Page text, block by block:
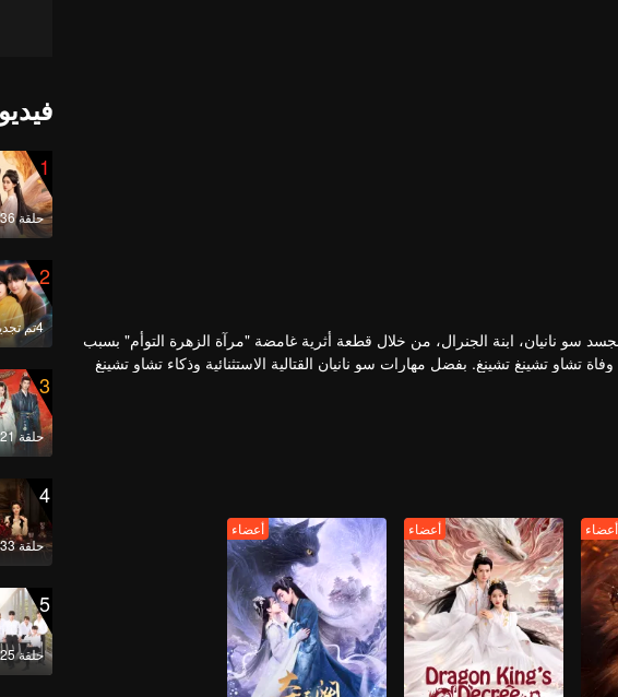
سو نانيان، ابنة الجنرال، من خلال قطعة أثرية غامضة "مرآة الزهرة التوأم" بسبب
تشينغ تشينغ. بفضل مهارات سو نانيان القتالية الاستثنائية وذكاء تشاو تشينغ
الإمبراطوري.
أعضاء أعضاء أعضاء
1
حلقة 36
2
4تم تجديد الحلقة
3
حلقة 21
4
حلقة 33
5
حلقة 25